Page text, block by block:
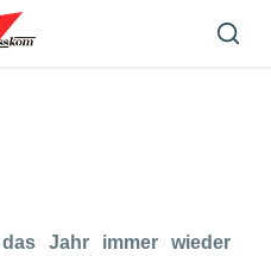
Jahr immer wieder